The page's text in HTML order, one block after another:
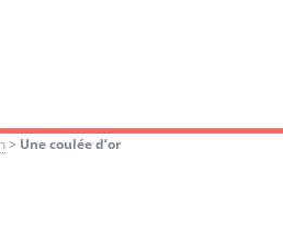
> Une coulée d’or